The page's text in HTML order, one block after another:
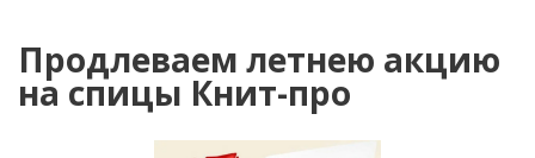
Продлеваем летнею акцию
на спицы Книт-про